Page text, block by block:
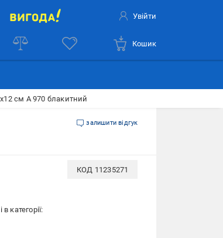
Увійти
Кошик
см А 970 блакитний
залишити відгук
КОД 11235271
категорії: